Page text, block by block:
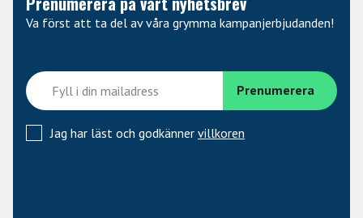
Va först att ta del av våra grymma kampanjerbjudanden!
Jag har läst och godkänner villkoren